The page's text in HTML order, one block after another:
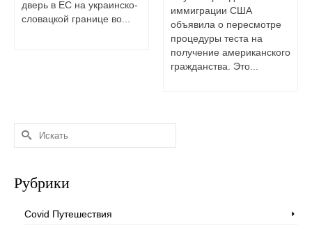
дверь в ЕС на украинско-
словацкой границе во...
иммиграции США
объявила о пересмотре
процедуры теста на
получение американского
гражданства. Это...
Искать:
Рубрики
Covid Путешествия